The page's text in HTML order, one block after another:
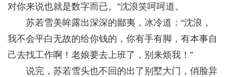
对你来说也就是数字而已。”沈浪笑呵呵道。
苏若雪美眸露出深深的鄙夷，冰冷道：“沈浪，
我不会平白无故的给你钱的，你有手有脚，有本事自
己去找工作啊！老娘要去上班了，别来烦我！”
说完，苏若雪头也不回的出了别墅大门，俏脸异